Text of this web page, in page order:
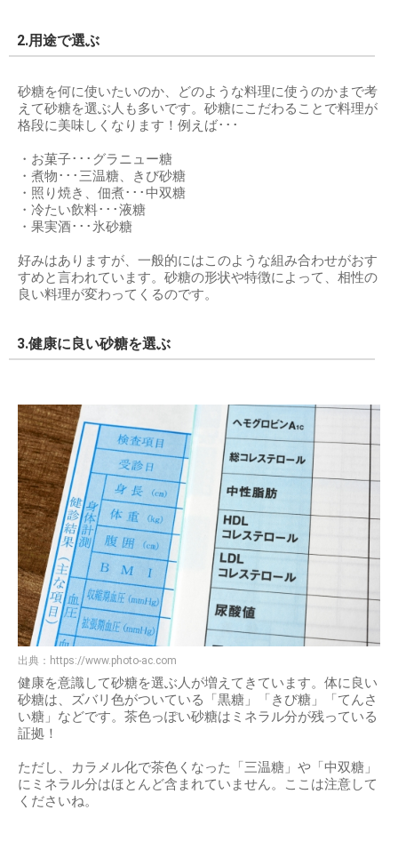
2.用途で選ぶ
砂糖を何に使いたいのか、どのような料理に使うのかまで考
えて砂糖を選ぶ人も多いです。砂糖にこだわることで料理が
格段に美味しくなります！例えば･･･
・お菓子･･･グラニュー糖
・煮物･･･三温糖、きび砂糖
・照り焼き、佃煮･･･中双糖
・冷たい飲料･･･液糖
・果実酒･･･氷砂糖
好みはありますが、一般的にはこのような組み合わせがおす
すめと言われています。砂糖の形状や特徴によって、相性の
良い料理が変わってくるのです。
3.健康に良い砂糖を選ぶ
出典： https://www.photo-ac.com
健康を意識して砂糖を選ぶ人が増えてきています。体に良い
砂糖は、ズバリ色がついている「黒糖」「きび糖」「てんさ
い糖」などです。茶色っぽい砂糖はミネラル分が残っている
証拠！
ただし、カラメル化で茶色くなった「三温糖」や「中双糖」
にミネラル分はほとんど含まれていません。ここは注意して
くださいね。